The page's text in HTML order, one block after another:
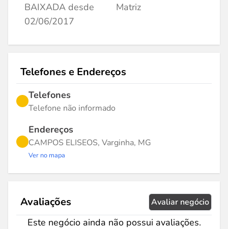
BAIXADA desde
02/06/2017
Matriz
Telefones e Endereços
Telefones
Telefone não informado
Endereços
CAMPOS ELISEOS, Varginha, MG
Ver no mapa
Avaliações Avaliar negócio
Este negócio ainda não possui avaliações.